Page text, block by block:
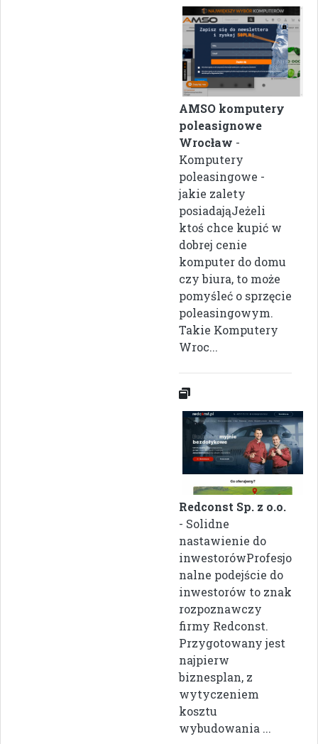
AMSO komputery
poleasignowe
Wrocław -
Komputery
poleasingowe -
jakie zalety
posiadająJeżeli
ktoś chce kupić w
dobrej cenie
komputer do domu
czy biura, to może
pomyśleć o sprzęcie
poleasingowym.
Takie Komputery
Wroc...
Redconst Sp. z o.o.
- Solidne
nastawienie do
inwestorówProfesjo
nalne podejście do
inwestorów to znak
rozpoznawczy
firmy Redconst.
Przygotowany jest
najpierw
biznesplan, z
wytyczeniem
kosztu
wybudowania ...